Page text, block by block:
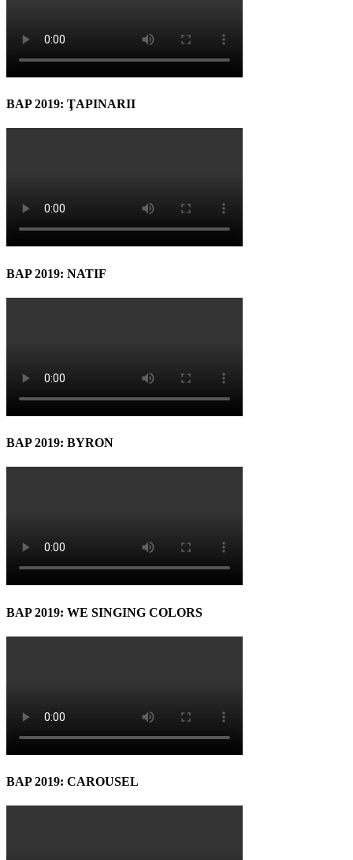
BAP 2019: ŢAPINARII
BAP 2019: NATIF
BAP 2019: BYRON
BAP 2019: WE SINGING COLORS
BAP 2019: CAROUSEL